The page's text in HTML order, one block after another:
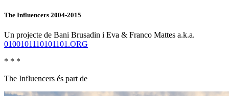
The Influencers 2004-2015
Un projecte de Bani Brusadin i Eva & Franco Mattes a.k.a.
0100101110101101.ORG
* * *
The Influencers és part de